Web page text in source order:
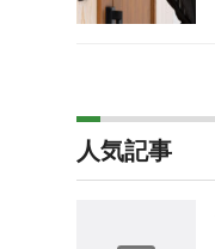
人気記事